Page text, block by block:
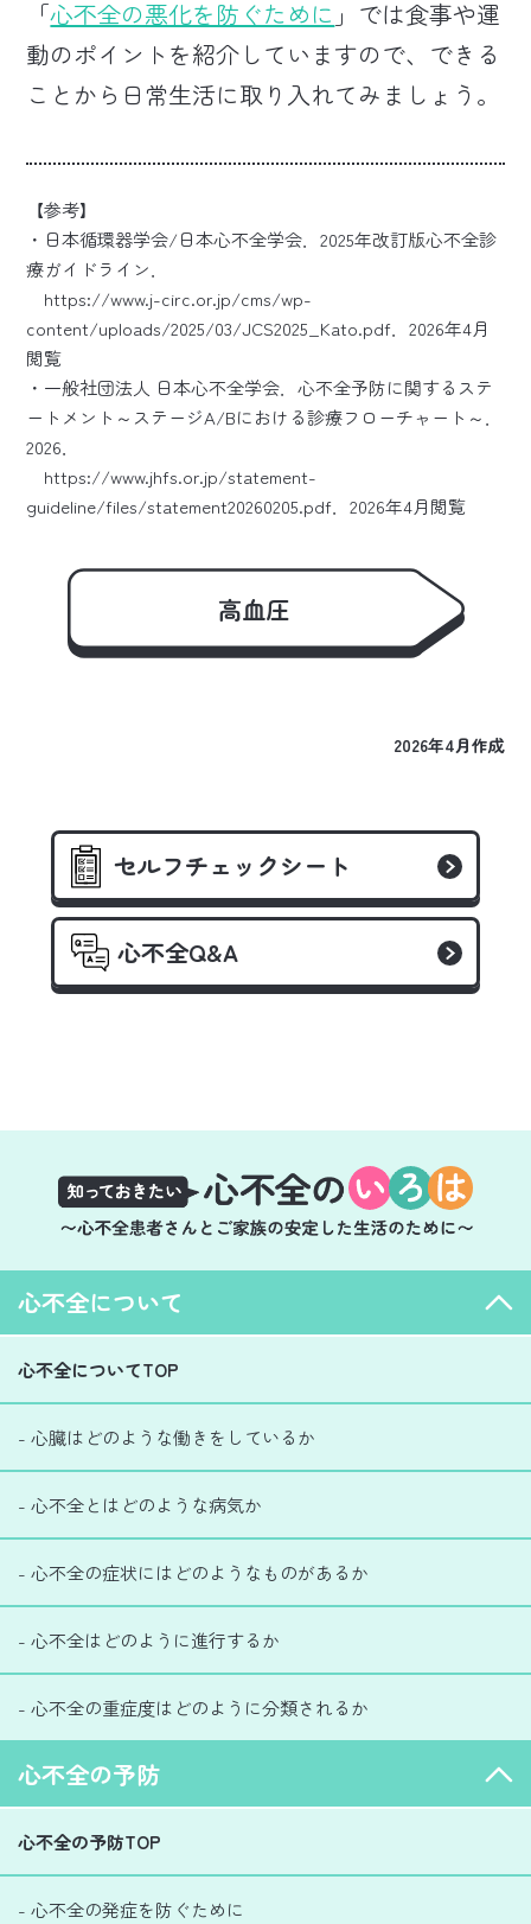
「心不全の悪化を防ぐために 」では食事や運
動のポイントを紹介していますので、できる
ことから日常生活に取り入れてみましょう。
【参考】
・日本循環器学会/日本心不全学会．2025年改訂版心不全診
療ガイドライン．
https://www.j-circ.or.jp/cms/wp-
content/uploads/2025/03/JCS2025_Kato.pdf ．2026年4月
閲覧
・一般社団法人 日本心不全学会．心不全予防に関するステ
ートメント～ステージA/Bにおける診療フローチャート～．
2026．
https://www.jhfs.or.jp/statement-
guideline/files/statement20260205.pdf ．2026年4月閲覧
高血圧
2026年4月作成
セルフチェックシート
心不全Q&A
心不全について
心不全についてTOP
- 心臓はどのような働きをしているか
- 心不全とはどのような病気か
- 心不全の症状にはどのようなものがあるか
- 心不全はどのように進行するか
- 心不全の重症度はどのように分類されるか
心不全の予防
心不全の予防TOP
- 心不全の発症を防ぐために